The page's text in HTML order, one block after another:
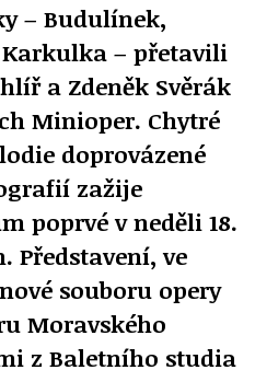
– Budulínek,
– přetavili
a Zdeněk Svěrák
Minioper. Chytré
doprovázené
zažije
poprvé v neděli 18.
Představení, ve
souboru opery
Moravského
z Baletního studia